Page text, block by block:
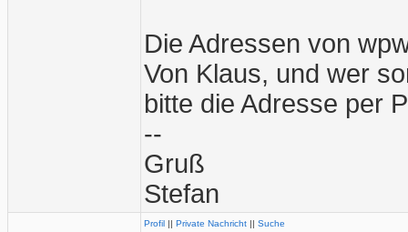
Die Adressen von
Von Klaus, und wer
bitte die Adresse per
--
Gruß
Stefan
Profil || Private Nachricht || Suche